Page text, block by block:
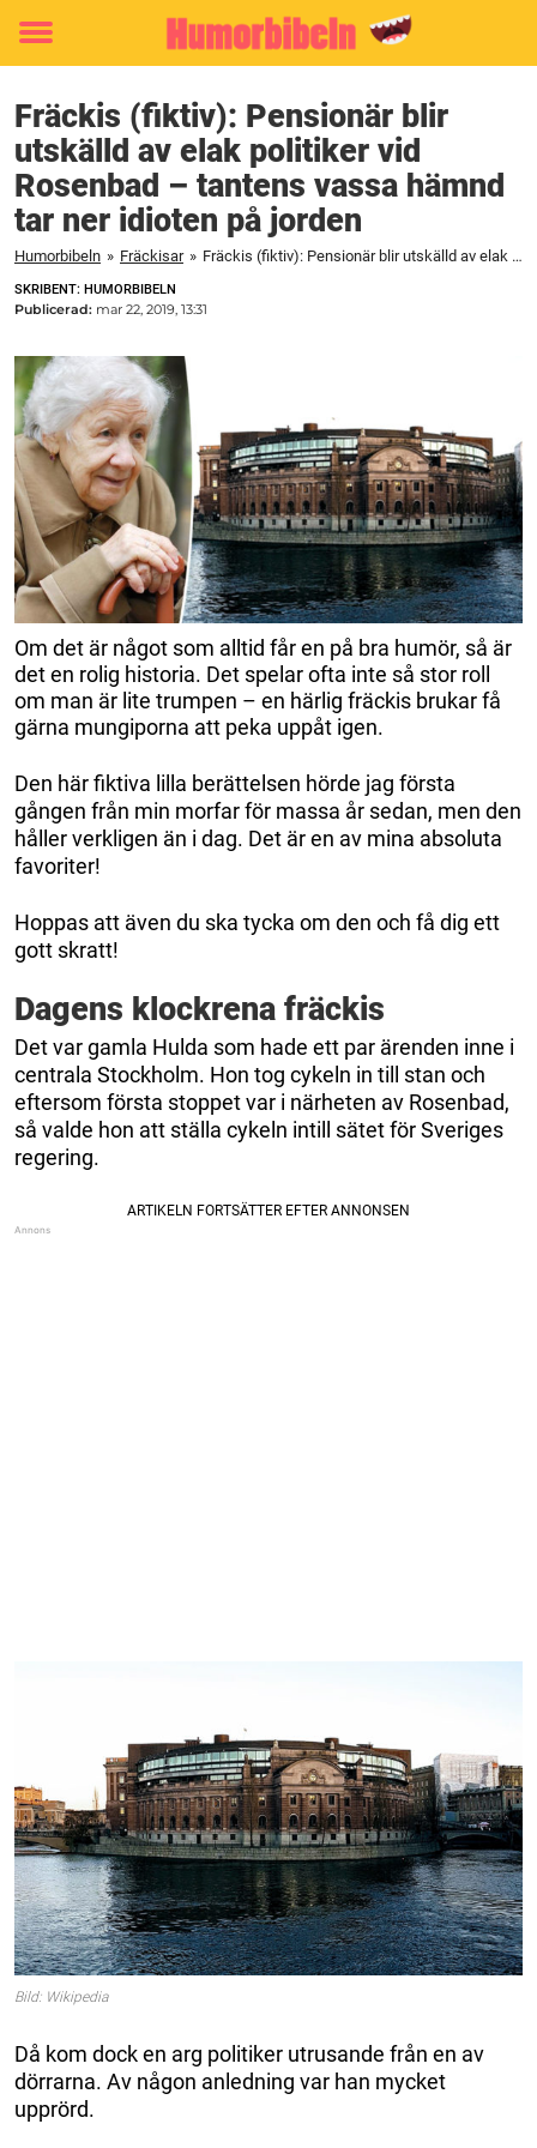
Toggle
Fräckis (fiktiv): Pensionär blir
utskälld av elak politiker vid
Rosenbad – tantens vassa hämnd
tar ner idioten på jorden
Humorbibeln » Fräckisar » Fräckis (fiktiv): Pensionär blir utskälld av elak politiker vid Rosenbad – tantens vassa hämnd tar ner idioten på jorden
SKRIBENT: HUMORBIBELN
Publicerad: mar 22, 2019, 13:31
Om det är något som alltid får en på bra humör, så är
det en rolig historia. Det spelar ofta inte så stor roll
om man är lite trumpen – en härlig fräckis brukar få
gärna mungiporna att peka uppåt igen.
Den här fiktiva lilla berättelsen hörde jag första
gången från min morfar för massa år sedan, men den
håller verkligen än i dag. Det är en av mina absoluta
favoriter!
Hoppas att även du ska tycka om den och få dig ett
gott skratt!
Dagens klockrena fräckis
Det var gamla Hulda som hade ett par ärenden inne i
centrala Stockholm. Hon tog cykeln in till stan och
eftersom första stoppet var i närheten av Rosenbad,
så valde hon att ställa cykeln intill sätet för Sveriges
regering.
Bild: Wikipedia
Då kom dock en arg politiker utrusande från en av
dörrarna. Av någon anledning var han mycket
upprörd.